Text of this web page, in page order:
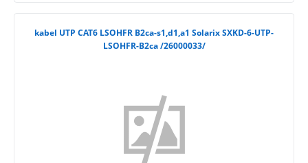
kabel UTP CAT6 LSOHFR B2ca-s1,d1,a1 Solarix SXKD-6-UTP-
LSOHFR-B2ca /26000033/